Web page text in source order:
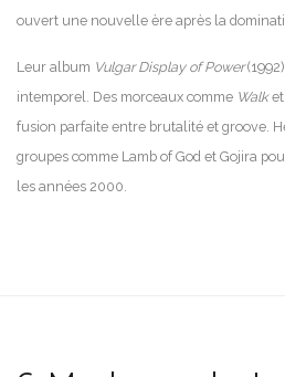
ouvert une nouvelle ère après la
Leur album Vulgar Display of Power
intemporel. Des morceaux comme Walket
fusion parfaite entre brutalité et groove.
groupes comme Lamb of God et Gojira
les années 2000.